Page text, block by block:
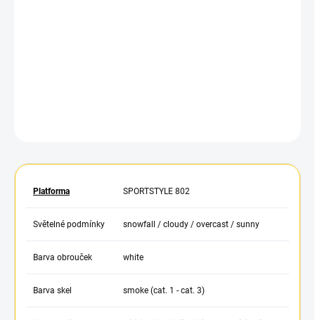
Platforma SPORTSTYLE 802
Světelné podmínky snowfall / cloudy / overcast / sunny
Barva obrouček white
Barva skel smoke (cat. 1 - cat. 3)